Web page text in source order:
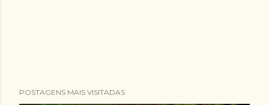
POSTAGENS MAIS VISITADAS